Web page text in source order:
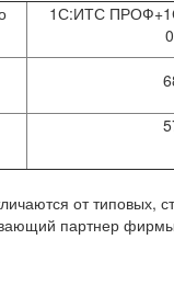
1С:ИТС
от типовых,
партнер